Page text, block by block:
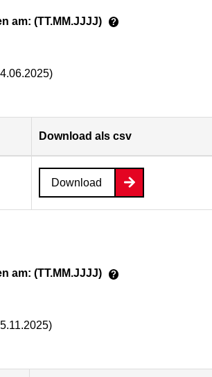
am: (TT.MM.JJJJ) ?
Download als csv
Download
am: (TT.MM.JJJJ) ?